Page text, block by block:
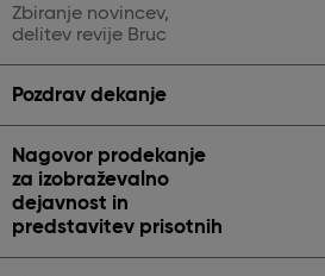
Zbiranje novincev,
delitev revije Bruc
Pozdrav dekanje
Nagovor prodekanje
za izobraževalno
dejavnost in
predstavitev prisotnih